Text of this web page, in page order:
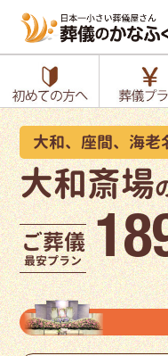
大和、座間、海老
大和斎場
ご葬儀
最安プラン